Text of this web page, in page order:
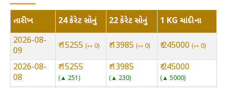
તારીખ 24 કેરેટ સોનું 22 કેરેટ સોનું
1 KG ચાંદીના
2026-08-
09
₹ 15255 ⇿ 0 ₹ 13985 ⇿ 0 ₹ 245000 ⇿ 0
2026-08-
08
₹ 15255
▲ 251
₹ 13985
▲ 230
₹ 245000
▲ 5000